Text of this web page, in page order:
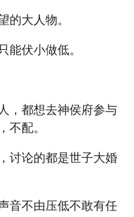
的大人物。
能伏小做低。
，都想去神侯府参与
不配。
讨论的都是世子大婚
音不由压低不敢有任